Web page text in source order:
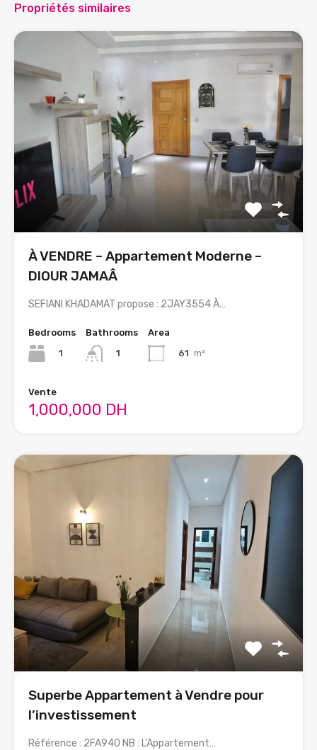
Propriétés similaires
À VENDRE – Appartement Moderne –
DIOUR JAMAÂ
SEFIANI KHADAMAT propose : 2JAY3554 À…
Bedrooms
1
Bathrooms
1
Area
61 m²
Vente
1,000,000 DH
Superbe Appartement à Vendre pour
l’investissement
Référence : 2FA940 NB : L’Appartement…